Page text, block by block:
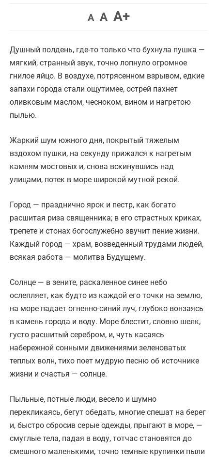
AУменьшить
AВернуть
A+Увеличить
Душный полдень, где-то только что бухнула пушка —
мягкий, странный звук, точно лопнуло огромное
гнилое яйцо. В воздухе, потрясенном взрывом, едкие
запахи города стали ощутимее, острей пахнет
оливковым маслом, чесноком, вином и нагретою
пылью.
Жаркий шум южного дня, покрытый тяжелым
вздохом пушки, на секунду прижался к нагретым
камням мостовых и, снова вскинувшись над
улицами, потек в море широкой мутной рекой.
Город — празднично ярок и пестр, как богато
расшитая риза священника; в его страстных криках,
трепете и стонах богослужебно звучит пение жизни.
Каждый город — храм, возведенный трудами людей,
всякая работа — молитва Будущему.
Солнце — в зените, раскаленное синее небо
ослепляет, как будто из каждой его точки на землю,
на море падает огненно-синий луч, глубоко вонзаясь
в камень города и воду. Море блестит, словно шелк,
густо расшитый серебром, и, чуть касаясь
набережной сонными движениями зеленоватых
теплых волн, тихо поет мудрую песню об источнике
жизни и счастья — солнце.
Пыльные, потные люди, весело и шумно
перекликаясь, бегут обедать, многие спешат на берег
и, быстро сбросив серые одежды, прыгают в море, —
смуглые тела, падая в воду, тотчас становятся до
смешного маленькими, точно темные крупинки пыли